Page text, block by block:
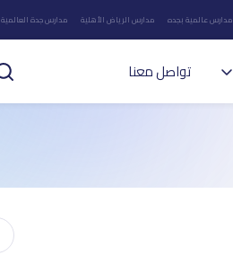
مدارس عالمية بجده مدارس الرياض الأهلية مدارس جدة العالمية
تواصل معنا